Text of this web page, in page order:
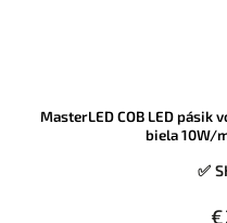
MasterLED COB LED pásik
biela 10W/
✅